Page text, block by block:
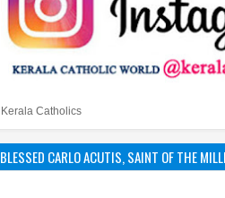
Kerala Catholics
BLESSED CARLO ACUTIS, SAINT OF THE